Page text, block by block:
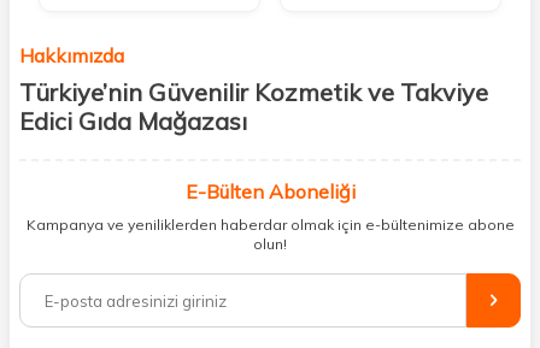
Hakkımızda
Türkiye’nin Güvenilir Kozmetik ve Takviye
Edici Gıda Mağazası
kişisel bakım hem de takviye edici gıda ürünlerini sizlerle
buluşturuyoruz. Artık mağaza mağaza dolaşmanıza gerek yok;
ihtiyacınız olan her şeyi tek bir çatı altında topluyor ve kapınıza kadar
%100 orijinal kozmetik ve sağlık ürünleriyle güzelliğinizi tamamlayabilir,
vücudunuzu desteklemek için güvenilir takviye edici gıdalara
E-Bülten Aboneliği
Kampanya ve yeniliklerden haberdar olmak için e-bültenimize abone
olun!